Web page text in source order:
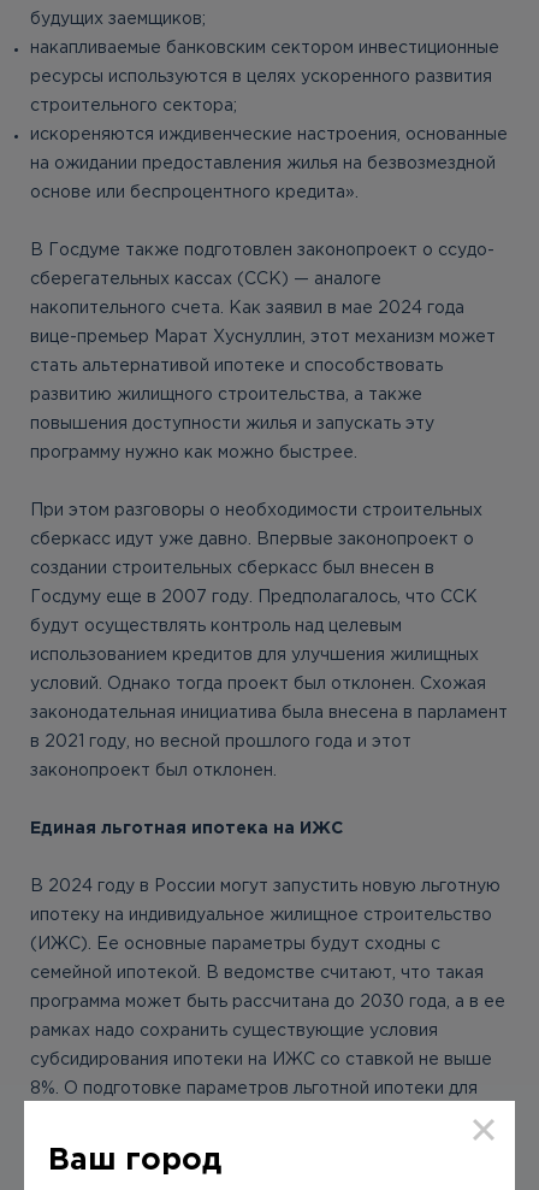
Ваш город
будущих заемщиков;
накапливаемые банковским сектором инвестиционные
ресурсы используются в целях ускоренного развития
строительного сектора;
искореняются иждивенческие настроения, основанные
на ожидании предоставления жилья на безвозмездной
основе или беспроцентного кредита».
В Госдуме также подготовлен законопроект о ссудо-
сберегательных кассах (ССК) — аналоге
накопительного счета. Как заявил в мае 2024 года
вице-премьер Марат Хуснуллин, этот механизм может
стать альтернативой ипотеке и способствовать
развитию жилищного строительства, а также
повышения доступности жилья и запускать эту
программу нужно как можно быстрее.
При этом разговоры о необходимости строительных
сберкасс идут уже давно. Впервые законопроект о
создании строительных сберкасс был внесен в
Госдуму еще в 2007 году. Предполагалось, что ССК
будут осуществлять контроль над целевым
использованием кредитов для улучшения жилищных
условий. Однако тогда проект был отклонен. Схожая
законодательная инициатива была внесена в парламент
в 2021 году, но весной прошлого года и этот
законопроект был отклонен.
Единая льготная ипотека на ИЖС
В 2024 году в России могут запустить новую льготную
ипотеку на индивидуальное жилищное строительство
(ИЖС). Ее основные параметры будут сходны с
семейной ипотекой. В ведомстве считают, что такая
программа может быть рассчитана до 2030 года, а в ее
рамках надо сохранить существующие условия
субсидирования ипотеки на ИЖС со ставкой не выше
8%. О подготовке параметров льготной ипотеки для
Минстроя Ирек Файзуллин.